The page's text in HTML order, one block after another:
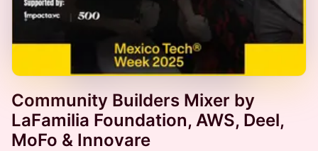
Community Builders Mixer by
LaFamilia Foundation, AWS, Deel,
MoFo & Innovare